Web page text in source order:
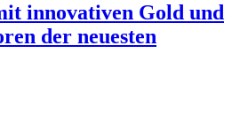
innovativen Gold und
der neuesten